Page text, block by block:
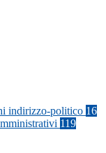
indirizzo-politico 16
119